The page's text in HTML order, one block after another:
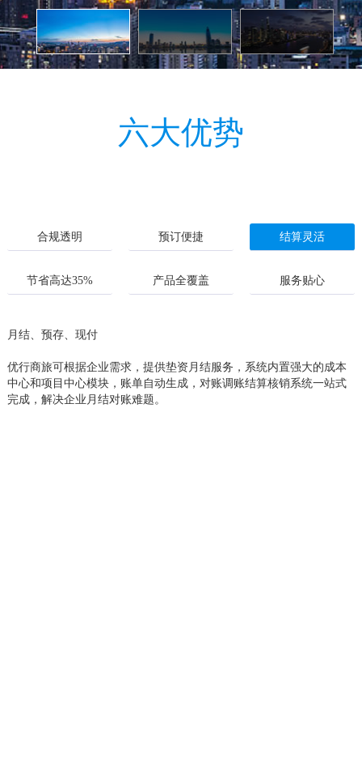
六大优势
合规透明 预订便捷 结算灵活
节省高达35% 产品全覆盖 服务贴心
月结、预存、现付
优行商旅可根据企业需求，提供垫资月结服务，系统内置强大的成本
中心和项目中心模块，账单自动生成，对账调账结算核销系统一站式
完成，解决企业月结对账难题。